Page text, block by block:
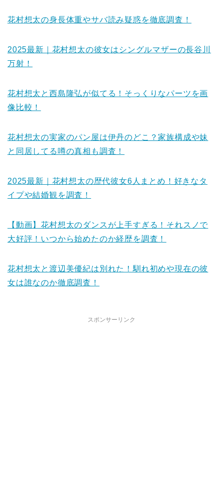
花村想太の身長体重やサバ読み疑惑を徹底調査！
2025最新｜花村想太の彼女はシングルマザーの長谷川
万射！
花村想太と西島隆弘が似てる！そっくりなパーツを画
像比較！
花村想太の実家のパン屋は伊丹のどこ？家族構成や妹
と同居してる噂の真相も調査！
2025最新｜花村想太の歴代彼女6人まとめ！好きなタ
イプや結婚観を調査！
【動画】花村想太のダンスが上手すぎる！それスノで
大好評！いつから始めたのか経歴を調査！
花村想太と渡辺美優紀は別れた！馴れ初めや現在の彼
女は誰なのか徹底調査！
スポンサーリンク